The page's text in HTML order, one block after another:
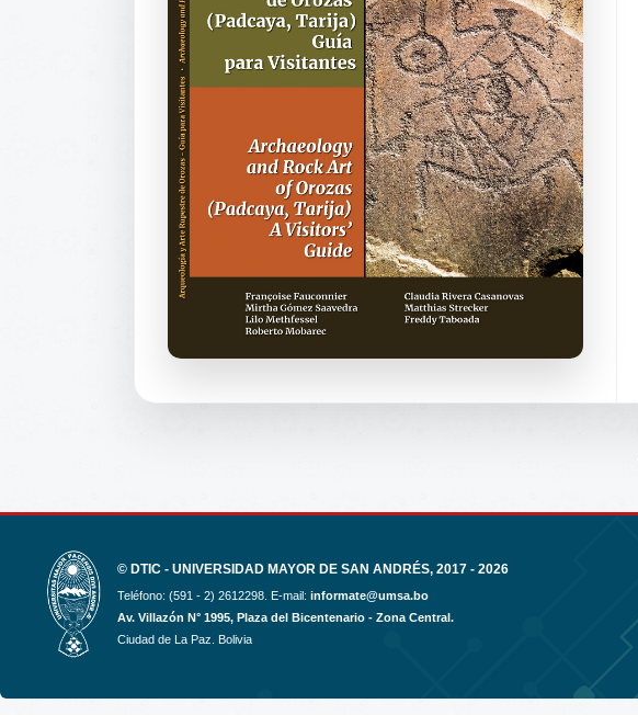
© DTIC - UNIVERSIDAD MAYOR DE SAN ANDRÉS, 2017 - 2026
Teléfono: (591 - 2) 2612298. E-mail: informate@umsa.bo
Av. Villazón N° 1995, Plaza del Bicentenario - Zona Central.
Ciudad de La Paz. Bolivia